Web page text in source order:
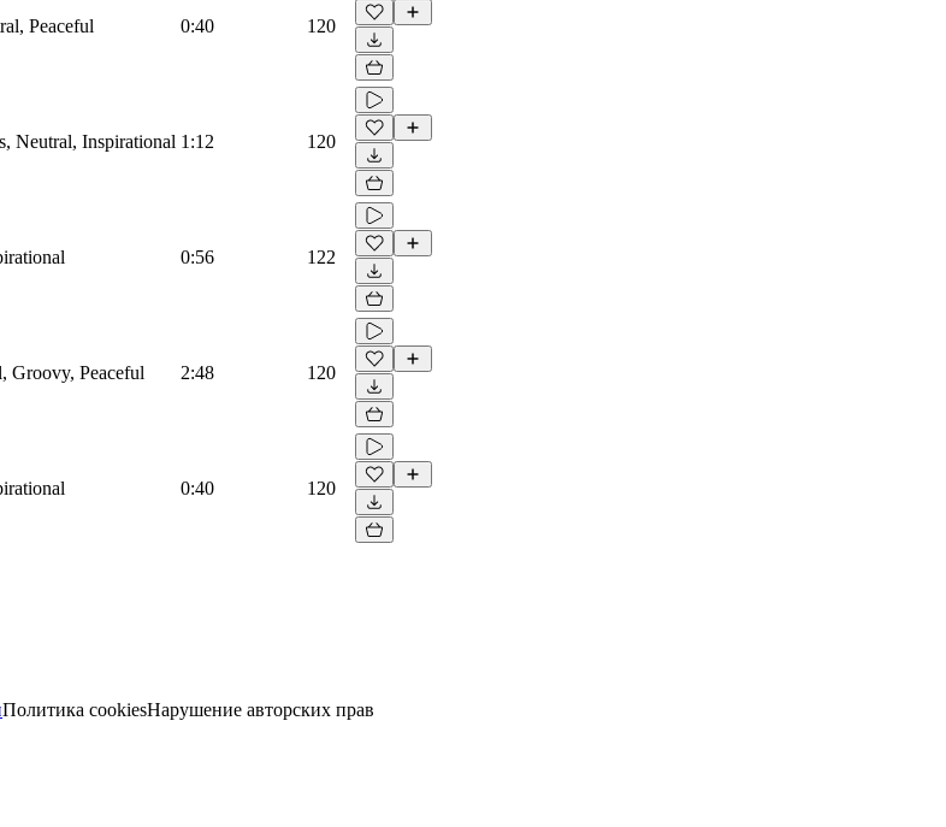
Peaceful 0:40 120
Neutral, Inspirational 1:12 120
0:56 122
Groovy, Peaceful 2:48 120
0:40 120
Политика cookiesНарушение авторских прав